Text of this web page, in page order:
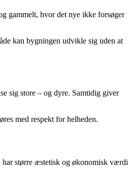
gammelt, hvor det nye ikke forsøger
kan bygningen udvikle sig uden at
sig store – og dyre. Samtidig giver
med respekt for helheden.
større æstetisk og økonomisk værdi